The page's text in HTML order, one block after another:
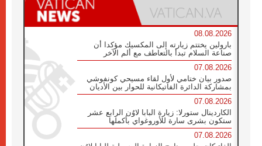
08.08.2026
بارولين يختتم زيارته إلى المكسيك مؤكدا أن
صناعة السلام تبدأ بالتعاطف مع ألم الآخر
07.08.2026
صدور بيان ختامي لأول لقاء مسيحي كونفوشي
بمشاركة الدائرة الفاتيكانية للحوار بين الأديان
07.08.2026
الكاردينال ستورلا: زيارة البابا لاوُن الرابع عشر
ستكون بشرى سارة للأوروغواي بأكملها
07.08.2026